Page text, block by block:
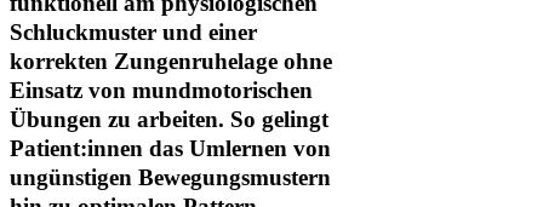
Schluckmuster und einer
korrekten Zungenruhelage ohne
Einsatz von mundmotorischen
Übungen zu arbeiten. So gelingt
Patient:innen das Umlernen von
ungünstigen Bewegungsmustern